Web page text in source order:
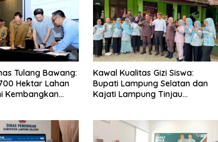
Tulang Bawang:
Hektar Lahan
Kembangkan
Kawal Kualitas Gizi Siswa:
Bupati Lampung Selatan dan
Kajati Lampung Tinjau